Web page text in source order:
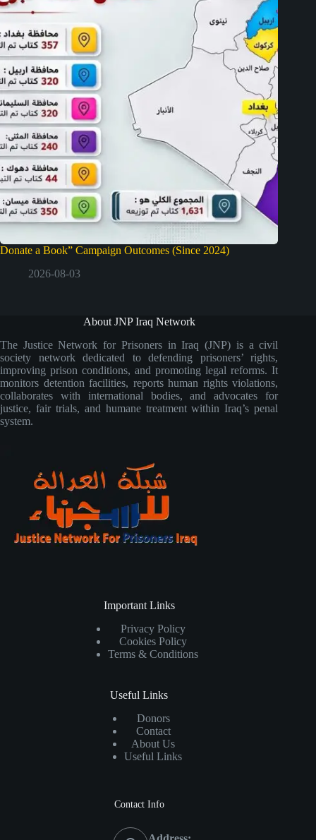
Donate a Book” Campaign Outcomes (Since 2024)
2026-08-03
About JNP Iraq Network
The Justice Network for Prisoners in Iraq (JNP) is a civil
society network dedicated to defending prisoners’ rights,
improving prison conditions, and promoting legal reforms. It
monitors detention facilities, reports human rights violations,
collaborates with international bodies, and advocates for
justice, fair trials, and humane treatment within Iraq’s penal
system.
Important Links
Privacy Policy
Cookies Policy
Terms & Conditions
Useful Links
Donors
Contact
About Us
Useful Links
Contact Info